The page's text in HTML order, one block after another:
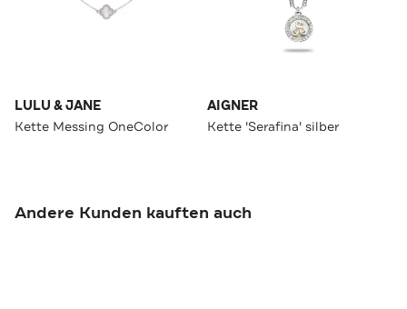
LULU & JANE
Kette Messing OneColor
AIGNER
Kette 'Serafina' silber
Andere Kunden kauften auch